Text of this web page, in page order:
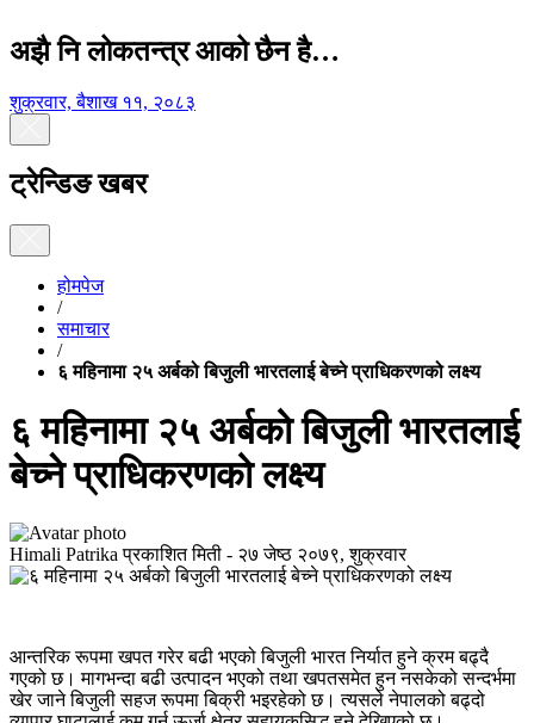
अझै नि लोकतन्त्र आको छैन है…
शुक्रवार, बैशाख ११, २०८३
ट्रेन्डिङ खबर
होमपेज
/
समाचार
/
६ महिनामा २५ अर्बको बिजुली भारतलाई बेच्ने प्राधिकरणको लक्ष्य
६ महिनामा २५ अर्बको बिजुली भारतलाई
बेच्ने प्राधिकरणको लक्ष्य
Himali Patrika प्रकाशित मिती - २७ जेष्ठ २०७९, शुक्रवार
आन्तरिक रूपमा खपत गरेर बढी भएको बिजुली भारत निर्यात हुने क्रम बढ्दै
गएको छ। मागभन्दा बढी उत्पादन भएको तथा खपतसमेत हुन नसकेको सन्दर्भमा
खेर जाने बिजुली सहज रूपमा बिक्री भइरहेको छ। त्यसले नेपालको बढ्दो